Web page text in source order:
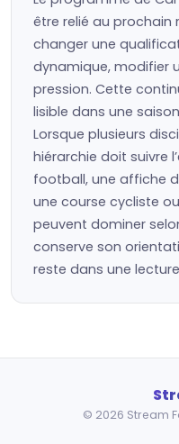
être relié au prochain
changer une
dynamique, modifier
pression. Cette
lisible dans une
Lorsque plusieurs
hiérarchie doit suivre
football, une affiche
une course cycliste
peuvent dominer
conserve son
reste dans une
© 2026 Stream